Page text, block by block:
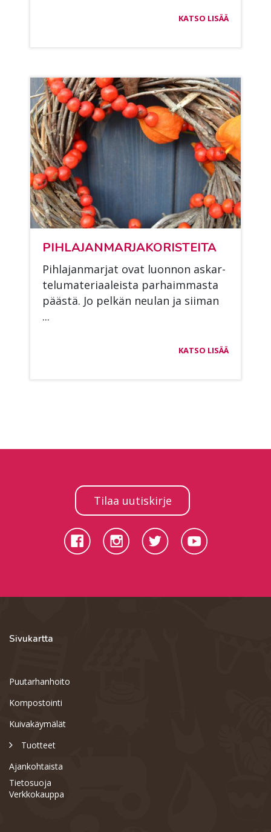
KATSO LISÄÄ
PIH­LA­JAN­MAR­JA­KO­RIS­TEI­TA
Pih­la­jan­mar­jat ovat luon­non as­kar­
te­lu­ma­te­ri­aa­leis­ta par­haim­mas­ta
pääs­tä. Jo pel­kän neu­lan ja sii­man
...
KATSO LISÄÄ
Tilaa uutiskirje
Sivukartta
Puutarhanhoito
Kompostointi
Kuivakäymälät
Tuotteet
Ajankohtaista
Tietosuoja
Verkkokauppa